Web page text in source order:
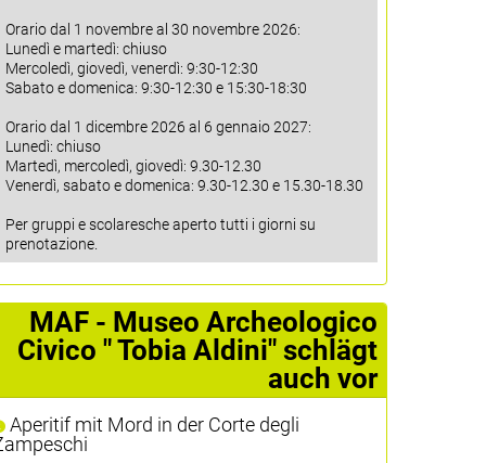
Orario dal 1 novembre al 30 novembre 2026:
Lunedì e martedì: chiuso
Mercoledì, giovedì, venerdì: 9:30-12:30
Sabato e domenica: 9:30-12:30 e 15:30-18:30
Orario dal 1 dicembre 2026 al 6 gennaio 2027:
Lunedì: chiuso
Martedì, mercoledì, giovedì: 9.30-12.30
Venerdì, sabato e domenica: 9.30-12.30 e 15.30-18.30
Per gruppi e scolaresche aperto tutti i giorni su
prenotazione.
MAF - Museo Archeologico
Civico " Tobia Aldini" schlägt
auch vor
Aperitif mit Mord in der Corte degli